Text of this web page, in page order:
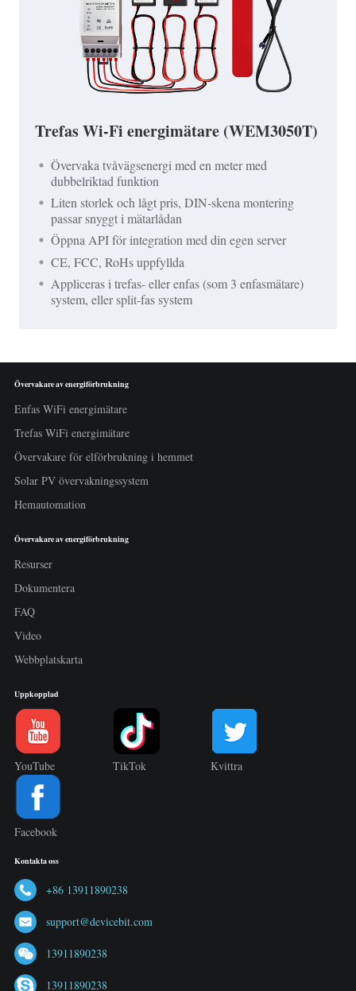
Trefas Wi-Fi energimätare (WEM3050T)
Övervaka tvåvägsenergi med en meter med
dubbelriktad funktion
Liten storlek och lågt pris, DIN-skena montering
passar snyggt i mätarlådan
Öppna API för integration med din egen server
CE, FCC, RoHs uppfyllda
Appliceras i trefas- eller enfas (som 3 enfasmätare)
system, eller split-fas system
Övervakare av energiförbrukning
Enfas WiFi energimätare
Trefas WiFi energimätare
Övervakare för elförbrukning i hemmet
Solar PV övervakningssystem
Hemautomation
Övervakare av energiförbrukning
Resurser
Dokumentera
FAQ
Video
Webbplatskarta
Uppkopplad
YouTube TikTok Kvittra
Facebook
Kontakta oss
+86 13911890238
support@devicebit.com
13911890238
13911890238